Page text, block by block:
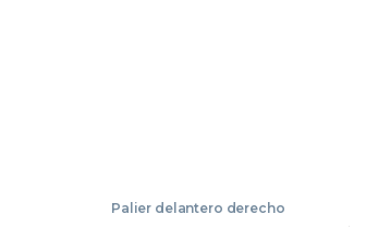
Palier delantero derecho